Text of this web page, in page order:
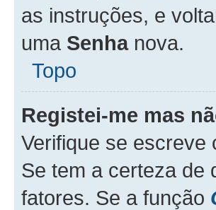
as instruções, e
uma Senhanova.
Topo
Registei-me mas
Verifique se
Se tem a certeza de
fatores. Se a função